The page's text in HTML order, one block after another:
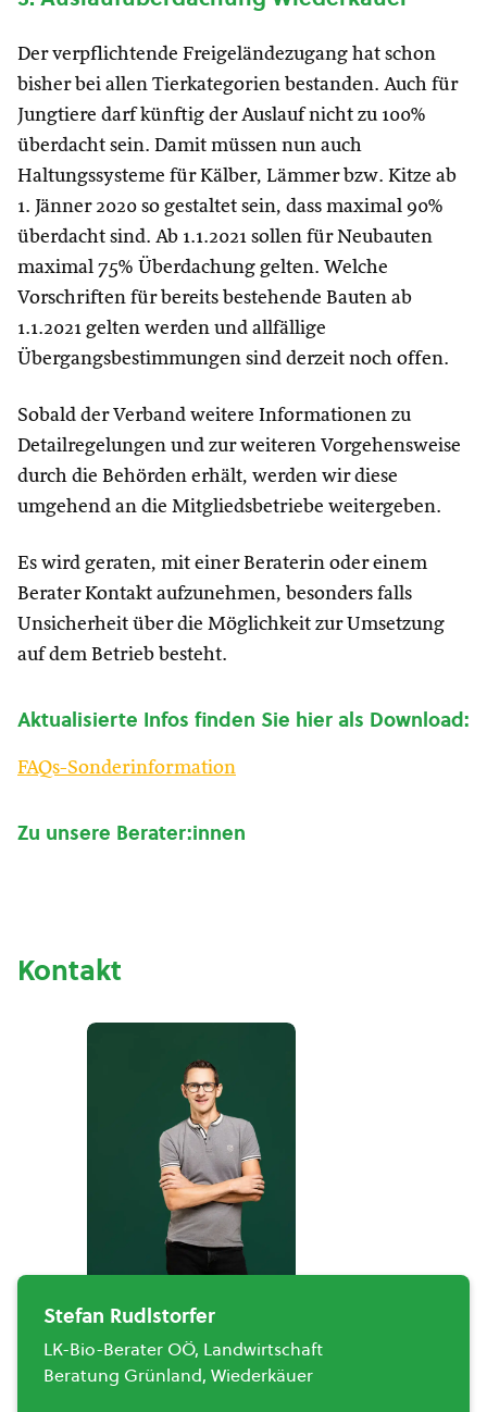
Der verpflichtende Freigeländezugang hat schon
bisher bei allen Tierkategorien bestanden. Auch für
Jungtiere darf künftig der Auslauf nicht zu 100%
überdacht sein. Damit müssen nun auch
Haltungssysteme für Kälber, Lämmer bzw. Kitze ab
1. Jänner 2020 so gestaltet sein, dass maximal 90%
überdacht sind. Ab 1.1.2021 sollen für Neubauten
maximal 75% Überdachung gelten. Welche
Vorschriften für bereits bestehende Bauten ab
1.1.2021 gelten werden und allfällige
Übergangsbestimmungen sind derzeit noch offen.
Sobald der Verband weitere Informationen zu
Detailregelungen und zur weiteren Vorgehensweise
durch die Behörden erhält, werden wir diese
umgehend an die Mitgliedsbetriebe weitergeben.
Es wird geraten, mit einer Beraterin oder einem
Berater Kontakt aufzunehmen, besonders falls
Unsicherheit über die Möglichkeit zur Umsetzung
auf dem Betrieb besteht.
Aktualisierte Infos finden Sie hier als Download:
FAQs-Sonderinformation
Zu unsere Berater:innen
Kontakt
Stefan Rudlstorfer
LK-Bio-Berater OÖ, Landwirtschaft
Beratung Grünland, Wiederkäuer